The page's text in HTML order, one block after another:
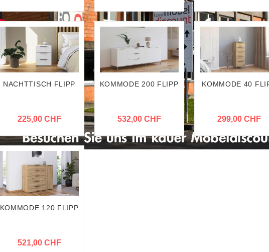
NACHTTISCH FLIPP
225,00 CHF
KOMMODE 200 FLIPP
532,00 CHF
KOMMODE 40
299,00 CHF
KOMMODE 120 FLIPP
521,00 CHF